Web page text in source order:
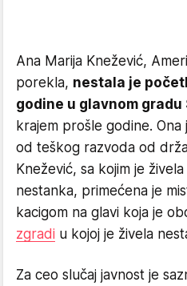
Ana Marija Knežević,
porekla, nestala je
godine u glavnom gradu
krajem prošle godine.
od teškog razvoda od
Knežević, sa kojim je
nestanka, primećena je
kacigom na glavi koja je
zgradi u kojoj je živela
Za ceo slučaj javnost je